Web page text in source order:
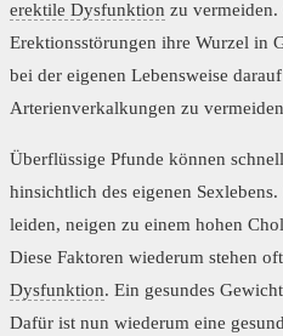
erektile Dysfunktion zu vermeiden.
Erektionsstörungen ihre Wurzel in
bei der eigenen Lebensweise
Arterienverkalkungen zu
Überflüssige Pfunde können
hinsichtlich des eigenen
leiden, neigen zu einem hohen
Diese Faktoren wiederum stehen
Dysfunktion. Ein gesundes
Dafür ist nun wiederum eine